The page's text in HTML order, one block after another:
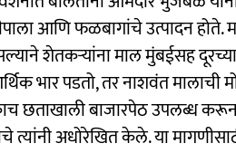
आणि फळबागांचे उत्पादन
शेतकऱ्यांना माल मुंबईसह
भार पडतो, तर नाशवंत मालाची
छताखाली बाजारपेठ उपलब्ध
अधोरेखित केले. या